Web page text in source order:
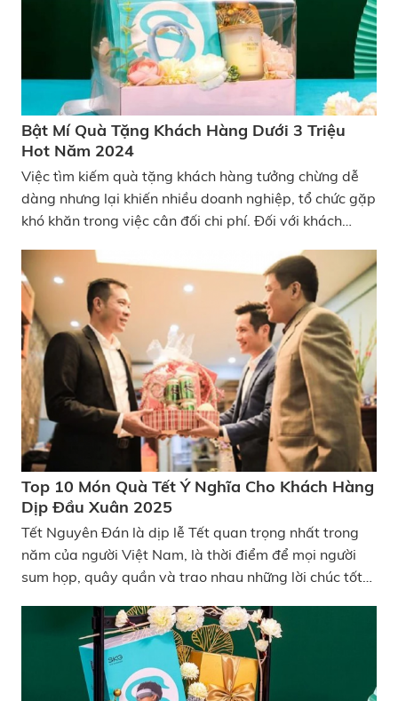
tượng mạnh? Bài viết gợi ý quà tặng khách hàng dưới
1 triệu mà KATA Technology mang đến hôm nay chắc
chắn sẽ giúp ích lớn cho bạn trong việc chiếm được sự
yêu thích từ khách hàng của mình và gắn kết mối
quan hệ lâu dài hơn!
Bật Mí Quà Tặng Khách Hàng Dưới 3 Triệu
Hot Năm 2024
Việc tìm kiếm quà tặng khách hàng tưởng chừng dễ
dàng nhưng lại khiến nhiều doanh nghiệp, tổ chức gặp
khó khăn trong việc cân đối chi phí. Đối với khách
chọn quà gì, tặng như thế nào càng trở nên quan
trọng hơn. Vì vậy, nhằm giúp doanh nghiệp tối ưu chi
phí, KATA Technology xin được bật mí danh sách quà
tặng khách hàng dưới 3 triệu hot năm 2024. Hy vọng
những gợi ý quà tặng sau sẽ giúp doanh nghiệp có
thêm ý tưởng để cân nhắc lựa chọn sản phẩm phù hợp
với khách hàng VIP.
Top 10 Món Quà Tết Ý Nghĩa Cho Khách Hàng
Dịp Đầu Xuân 2025
Tết Nguyên Đán là dịp lễ Tết quan trọng nhất trong
năm của người Việt Nam, là thời điểm để mọi người
sum họp, quây quần và trao nhau những lời chúc tốt
các công ty, doanh nghiệp cũng bắt đầu phân vân
không biết nên chọn lựa quà Tết ý nghĩa cho khách
hàng của mình như nào, để thể hiện được hết sự tri ân
và trân trọng với những người đã đồng hành trong